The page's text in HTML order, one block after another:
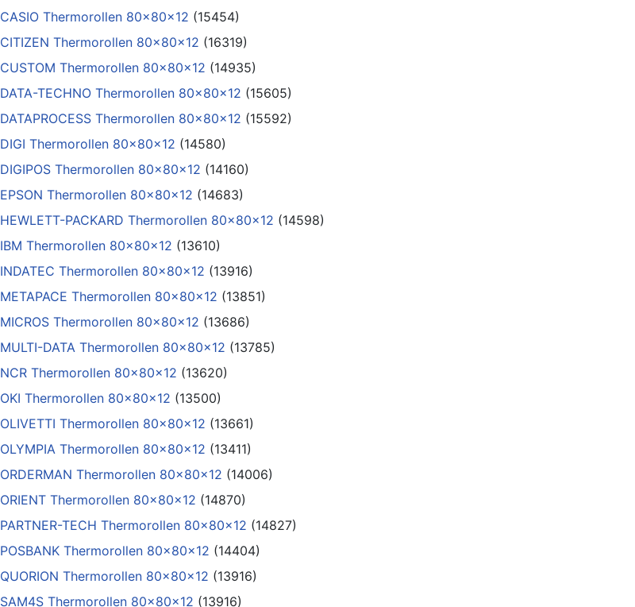
CASIO Thermorollen 80x80x12 (15454)
CITIZEN Thermorollen 80x80x12 (16319)
CUSTOM Thermorollen 80x80x12 (14935)
DATA-TECHNO Thermorollen 80x80x12 (15605)
DATAPROCESS Thermorollen 80x80x12 (15592)
DIGI Thermorollen 80x80x12 (14580)
DIGIPOS Thermorollen 80x80x12 (14160)
EPSON Thermorollen 80x80x12 (14683)
HEWLETT-PACKARD Thermorollen 80x80x12 (14598)
IBM Thermorollen 80x80x12 (13610)
INDATEC Thermorollen 80x80x12 (13916)
METAPACE Thermorollen 80x80x12 (13851)
MICROS Thermorollen 80x80x12 (13686)
MULTI-DATA Thermorollen 80x80x12 (13785)
NCR Thermorollen 80x80x12 (13620)
OKI Thermorollen 80x80x12 (13500)
OLIVETTI Thermorollen 80x80x12 (13661)
OLYMPIA Thermorollen 80x80x12 (13411)
ORDERMAN Thermorollen 80x80x12 (14006)
ORIENT Thermorollen 80x80x12 (14870)
PARTNER-TECH Thermorollen 80x80x12 (14827)
POSBANK Thermorollen 80x80x12 (14404)
QUORION Thermorollen 80x80x12 (13916)
SAM4S Thermorollen 80x80x12 (13916)